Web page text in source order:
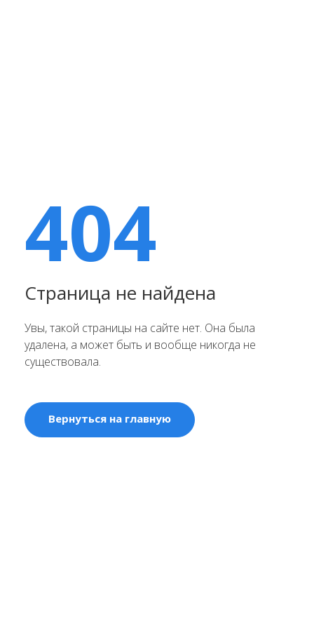
404
Страница не найдена
Увы, такой страницы на сайте нет. Она была
удалена, а может быть и вообще никогда не
существовала.
Вернуться на главную